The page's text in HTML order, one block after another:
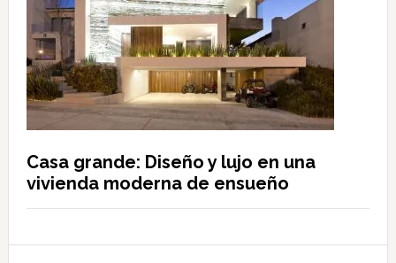
Casa grande: Diseño y lujo en una
vivienda moderna de ensueño